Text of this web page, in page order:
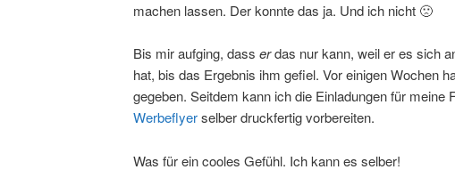
machen lassen. Der konnte das ja. Und ich nicht 🙁
Bis mir aufging, dass erdas nur kann, weil er es sich
hat, bis das Ergebnis ihm gefiel. Vor einigen Wochen
gegeben. Seitdem kann ich die Einladungen für meine
Werbeflyerselber druckfertig vorbereiten.
Was für ein cooles Gefühl. Ich kann es selber!